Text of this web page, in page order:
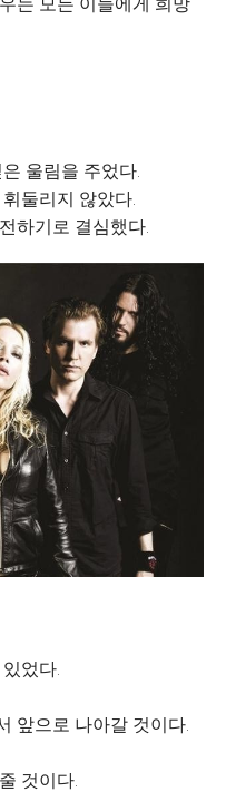
울림을 주었다.
둘리지 않았다.
하기로 결심했다.
었다.
앞으로 나아갈 것이다.
것이다.